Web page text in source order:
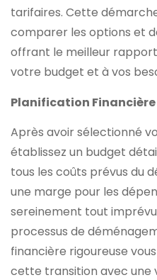
tarifaires. Cette
comparer les options et
offrant le meilleur
votre budget et à vos
Planification Financière
Après avoir sélectionné
établissez un budget
tous les coûts prévus du
une marge pour les
sereinement tout
processus de
financière rigoureuse
cette transition avec une